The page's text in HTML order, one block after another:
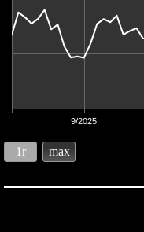
9/2025
1r max